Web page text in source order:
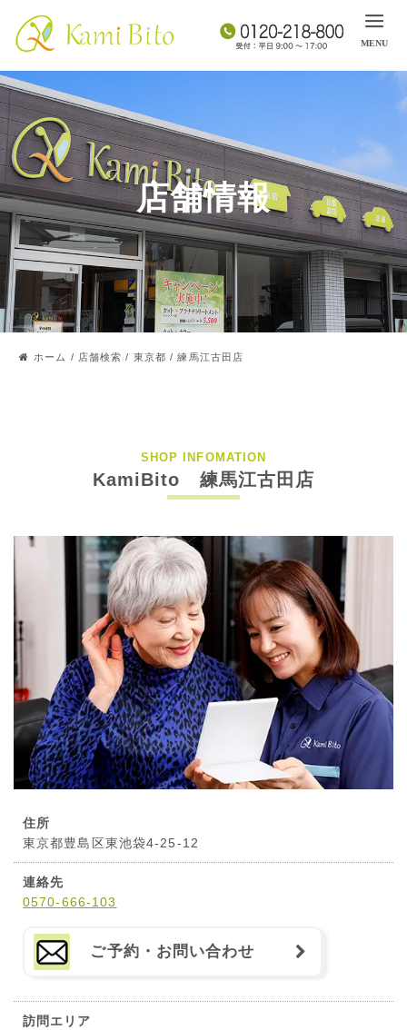
店舗情報
ホーム / 店舗検索 / 東京都 / 練馬江古田店
SHOP INFOMATION
KamiBito 練馬江古田店
住所
東京都豊島区東池袋4-25-12
連絡先
0570-666-103
ご予約・お問い合わせ
訪問エリア